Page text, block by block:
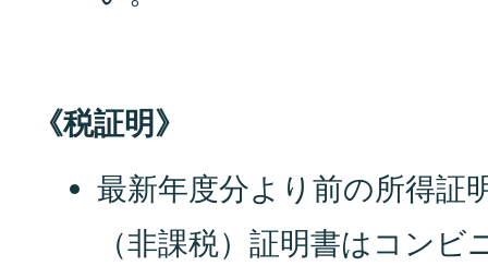
《税証明》
最新年度分より前の所得証
（非課税）証明書はコン